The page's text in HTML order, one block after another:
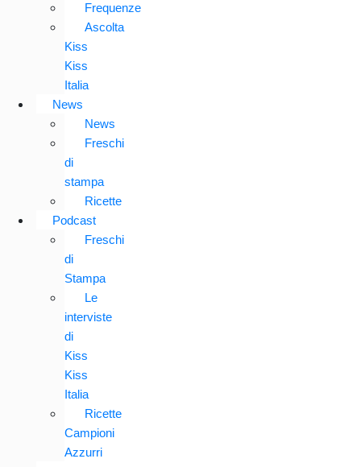
Frequenze
Ascolta
Kiss
Kiss
Italia
News
News
Freschi
di
stampa
Ricette
Podcast
Freschi
di
Stampa
Le
interviste
di
Kiss
Kiss
Italia
Ricette
Campioni
Azzurri